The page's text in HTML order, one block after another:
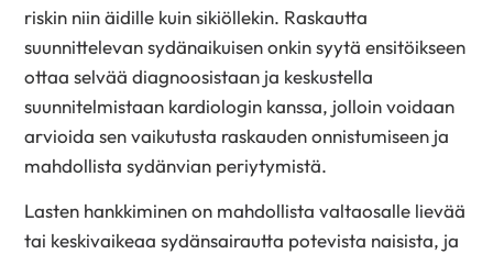
riskin niin äidille kuin sikiöllekin. Raskautta
suunnittelevan sydänaikuisen onkin syytä ensitöikseen
ottaa selvää diagnoosistaan ja keskustella
suunnitelmistaan kardiologin kanssa, jolloin voidaan
arvioida sen vaikutusta raskauden onnistumiseen ja
mahdollista sydänvian periytymistä.
Lasten hankkiminen on mahdollista valtaosalle lievää
tai keskivaikeaa sydänsairautta potevista naisista, ja